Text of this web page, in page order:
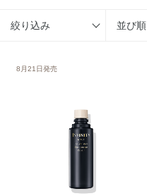
絞り込み 並び順
8月21日発売